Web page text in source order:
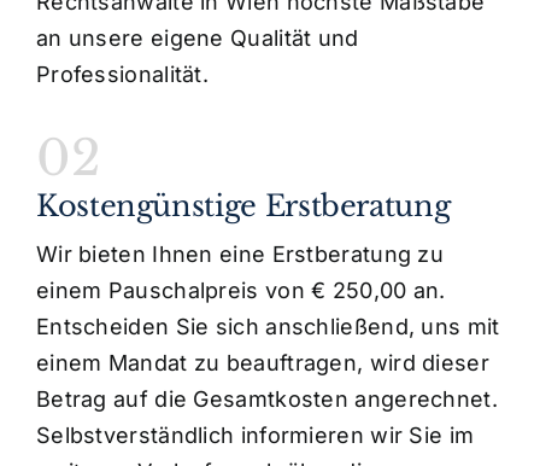
an unsere eigene Qualität und
Professionalität.
02
Kostengünstige Erstberatung
Wir bieten Ihnen eine Erstberatung zu
einem Pauschalpreis von € 250,00 an.
Entscheiden Sie sich anschließend, uns mit
einem Mandat zu beauftragen, wird dieser
Betrag auf die Gesamtkosten angerechnet.
Selbstverständlich informieren wir Sie im